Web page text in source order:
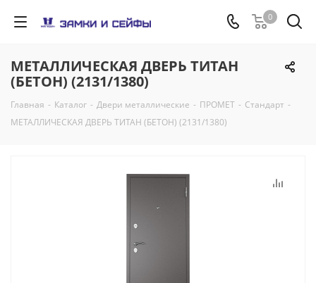
0
МЕТАЛЛИЧЕСКАЯ ДВЕРЬ ТИТАН
(БЕТОН) (2131/1380)
Главная - Каталог - Двери металлические - ПРОМЕТ - Стандарт -
МЕТАЛЛИЧЕСКАЯ ДВЕРЬ ТИТАН (БЕТОН) (2131/1380)